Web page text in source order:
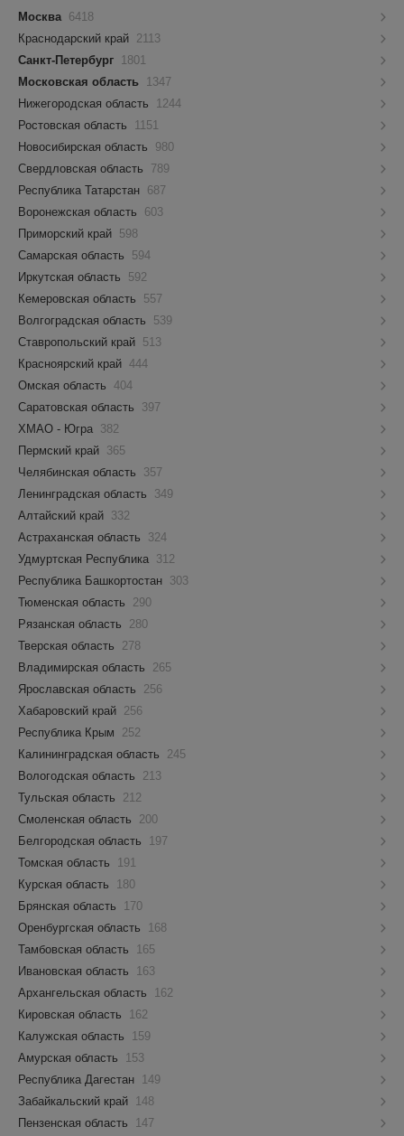
Москва 6418
Краснодарский край 2113
Санкт-Петербург 1801
Московская область 1347
Нижегородская область
1244
Ростовская область
1151
Новосибирская область
980
Свердловская область
789
Республика Татарстан 687
Воронежская область
603
Приморский край 598
Самарская область
594
Иркутская область
592
Кемеровская область
557
Волгоградская область
539
Ставропольский край 513
Красноярский край 444
Омская область 404
Саратовская область
397
ХМАО - Югра 382
Пермский край 365
Челябинская область
357
Ленинградская область
349
Алтайский край 332
Астраханская область
324
Удмуртская Республика 312
Республика Башкортостан 303
Тюменская область
290
Рязанская область
280
Тверская область
278
Владимирская область
265
Ярославская область
256
Хабаровский край 256
Республика Крым
252
Калининградская область
245
Вологодская область
213
Тульская область
212
Смоленская область
200
Белгородская область
197
Томская область
191
Курская область
180
Брянская область
170
Оренбургская область
168
Тамбовская область
165
Ивановская область
163
Архангельская область
162
Кировская область
162
Калужская область
159
Амурская область
153
Республика Дагестан 149
Забайкальский край 148
Пензенская область
147